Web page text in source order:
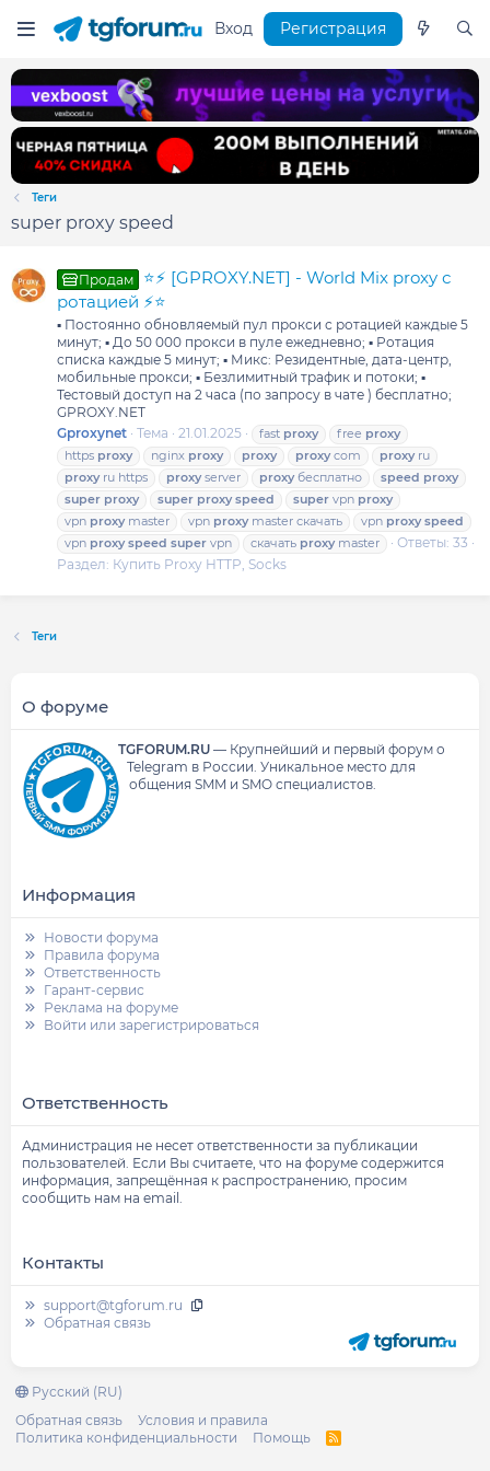
Вход Регистрация
Теги
super proxy speed
Продам
⭐⚡ [GPROXY.NET] - World Mix proxy с
ротацией ⚡⭐
▪️ Постоянно обновляемый пул прокси с ротацией каждые 5
минут; ▪️ До 50 000 прокси в пуле ежедневно; ▪️ Ротация
списка каждые 5 минут; ▪️ Микс: Резидентные, дата-центр,
мобильные прокси; ▪️ Безлимитный трафик и потоки; ▪️
Тестовый доступ на 2 часа (по запросу в чате ) бесплатно;
GPROXY.NET
Gproxynet Тема 21.01.2025 fast proxy free proxy
https proxy nginx proxy proxy proxycom proxyru
proxyru https proxyserver proxyбесплатно speed proxy
super proxy super proxy speed super vpn proxy
vpn proxymaster vpn proxymaster скачать vpn proxy speed
vpn proxy speed super vpn скачать proxymaster
Ответы: 33
Раздел: Купить Proxy HTTP, Socks
Теги
О форуме
TGFORUM.RU— Крупнейший и первый форум о
Telegram в России. Уникальное место для
общения SMM и SMO специалистов.
Информация
Новости форума
Правила форума
Ответственность
Гарант-сервис
Реклама на форуме
Войти или зарегистрироваться
Ответственность
Администрация не несет ответственности за публикации
пользователей. Если Вы считаете, что на форуме содержится
информация, запрещённая к распространению, просим
сообщить нам на email.
Контакты
support@tgforum.ru
Обратная связь
Русский (RU)
Обратная связь
Условия и правила
Политика конфиденциальности
Помощь
R